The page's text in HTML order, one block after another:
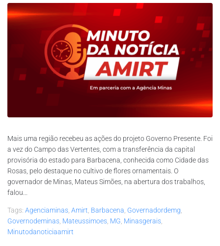
Mais uma região recebeu as ações do projeto Governo Presente. Foi
a vez do Campo das Vertentes, com a transferência da capital
provisória do estado para Barbacena, conhecida como Cidade das
Rosas, pelo destaque no cultivo de flores ornamentais. O
governador de Minas, Mateus Simões, na abertura dos trabalhos,
falou...
Tags: Agenciaminas Amirt Barbacena Governadordemg
Governodeminas Mateussimoes MG Minasgerais
Minutodanoticiaamirt